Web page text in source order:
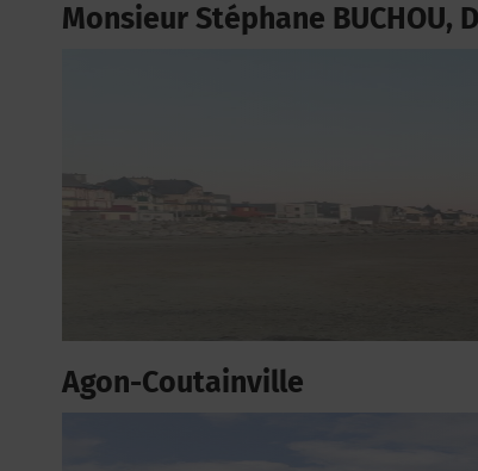
Monsieur Stéphane BUCHOU,
Agon-Coutainville